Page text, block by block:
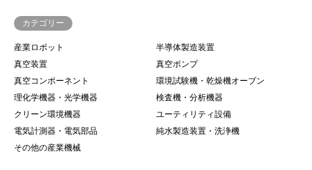
カテゴリー
産業ロボット
半導体製造装置
真空装置
真空ポンプ
真空コンポーネント
環境試験機・乾燥機オーブン
理化学機器・光学機器
検査機・分析機器
クリーン環境機器
ユーティリティ設備
電気計測器・電気部品
純水製造装置・洗浄機
その他の産業機械